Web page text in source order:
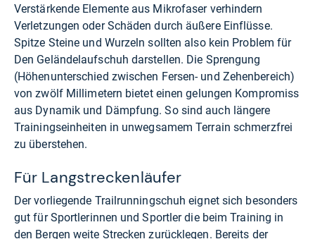
Verstärkende Elemente aus Mikrofaser verhindern
Verletzungen oder Schäden durch äußere Einflüsse.
Spitze Steine und Wurzeln sollten also kein Problem für
Den Geländelaufschuh darstellen. Die Sprengung
(Höhenunterschied zwischen Fersen- und Zehenbereich)
von zwölf Millimetern bietet einen gelungen Kompromiss
aus Dynamik und Dämpfung. So sind auch längere
Trainingseinheiten in unwegsamem Terrain schmerzfrei
zu überstehen.
Für Langstreckenläufer
Der vorliegende Trailrunningschuh eignet sich besonders
gut für Sportlerinnen und Sportler die beim Training in
den Bergen weite Strecken zurücklegen. Bereits der